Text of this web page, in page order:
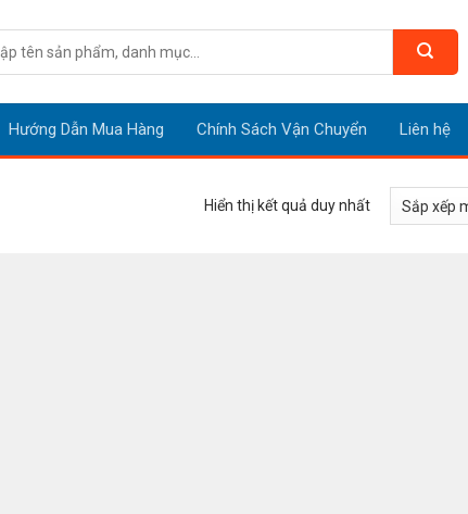
Hướng Dẫn Mua Hàng Chính Sách Vận Chuyển Liên hệ
Hiển thị kết quả duy nhất